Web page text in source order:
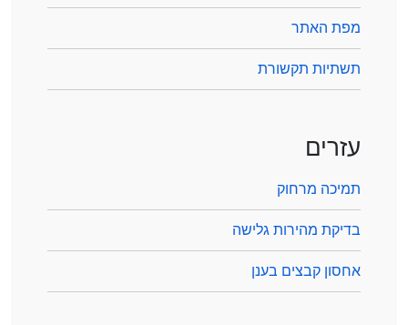
מפת האתר
תשתיות תקשורת
עזרים
תמיכה מרחוק
בדיקת מהירות גלישה
אחסון קבצים בענן